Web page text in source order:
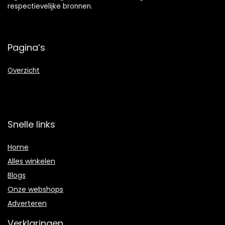
respectievelijke bronnen.
Pagina’s
Overzicht
Snelle links
Home
Alles winkelen
Blogs
Onze webshops
Adverteren